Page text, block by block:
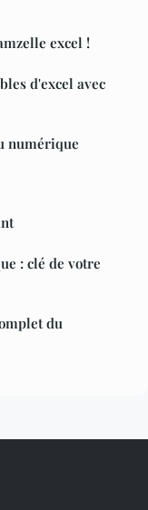
excel !
d'excel avec
numérique
: clé de votre
du